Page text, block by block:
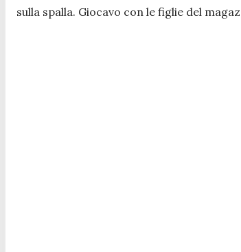
sulla spalla. Giocavo con le figlie del